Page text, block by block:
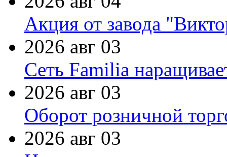
Акция от завода
2026 авг 03
Сеть Familia
2026 авг 03
Оборот розничной
2026 авг 03